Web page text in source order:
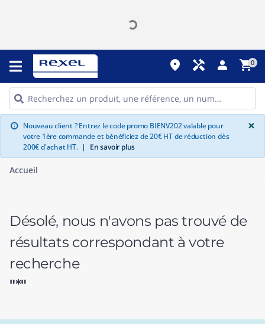
place handyman person shopping_cart0
info Nouveau client ? Entrez le code promo BIENV202 valable pour
votre 1ère commande et bénéficiez de 20€ HT de réduction dès
200€ d'achat HT. | En savoir plus
×
Accueil
Désolé, nous n'avons pas trouvé de
résultats correspondant à votre
recherche
"*"